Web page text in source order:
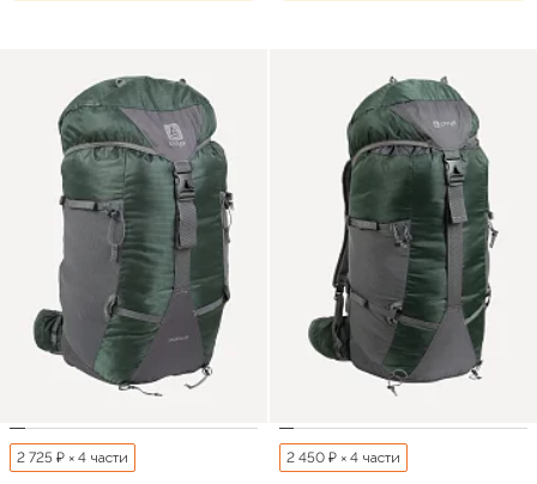
2 725 ₽ × 4 части 2 450 ₽ × 4 части